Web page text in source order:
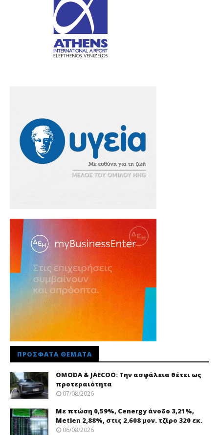
ΠΡΌΣΦΑΤΑ ΘΈΜΑΤΑ
OMODA & JAECOO: Την ασφάλεια θέτει ως
προτεραιότητα
07/08/2026
Με πτώση 0,59%, Cenergy άνοδο 3,21%,
Metlen 2,88%, στις 2.608 μον. τζίρο 320 εκ.
06/08/2026